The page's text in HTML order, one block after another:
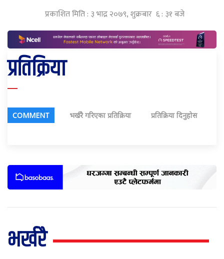
प्रकाशित मिति : ३ भाद्र २०७९, शुक्रबार ६ : ३१ बजे
प्रतिक्रिया
COMMENT भर्खरै गरिएका प्रतिक्रिया प्रतिक्रिया दिनुहोस
भर्खरै